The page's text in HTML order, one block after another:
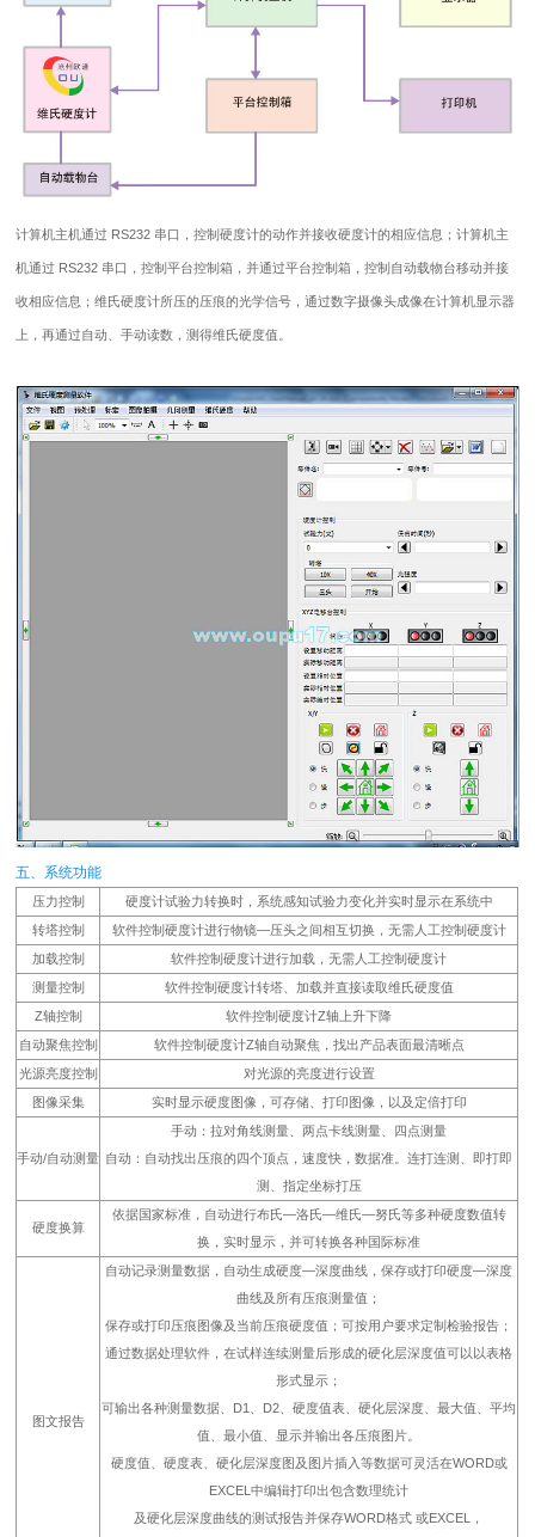
计算机主机通过 RS232 串口，控制硬度计的动作并接收硬度计的相应信息；计算机主
机通过 RS232 串口，控制平台控制箱，并通过平台控制箱，控制自动载物台移动并接
收相应信息；维氏硬度计所压的压痕的光学信号，通过数字摄像头成像在计算机显示器
上，再通过自动、手动读数，测得维氏硬度值。
五、系统功能
压力控制
硬度计试验力转换时，系统感知试验力变化并实时显示在系统中
转塔控制
软件控制硬度计进行物镜—压头之间相互切换，无需人工控制硬度计
加载控制
软件控制硬度计进行加载，无需人工控制硬度计
测量控制
软件控制硬度计转塔、加载并直接读取维氏硬度值
Z轴控制
软件控制硬度计Z轴上升下降
自动聚焦控制
软件控制硬度计Z轴自动聚焦，找出产品表面最清晰点
光源亮度控制
对光源的亮度进行设置
图像采集
实时显示硬度图像，可存储、打印图像，以及定倍打印
手动/自动测量
手动：拉对角线测量、两点卡线测量、四点测量
自动：自动找出压痕的四个顶点，速度快，数据准。连打连测、即打即
测、指定坐标打压
硬度换算
依据国家标准，自动进行布氏—洛氏—维氏—努氏等多种硬度数值转
换，实时显示，并可转换各种国际标准
图文报告
自动记录测量数据，自动生成硬度—深度曲线，保存或打印硬度—深度
曲线及所有压痕测量值；
保存或打印压痕图像及当前压痕硬度值；可按用户要求定制检验报告；
通过数据处理软件，在试样连续测量后形成的硬化层深度值可以以表格
形式显示；
可输出各种测量数据、D1、D2、硬度值表、硬化层深度、最大值、平均
值、最小值、显示并输出各压痕图片。
硬度值、硬度表、硬化层深度图及图片插入等数据可灵活在WORD或
EXCEL中编辑打印出包含数理统计
及硬化层深度曲线的测试报告并保存WORD格式 或EXCEL，